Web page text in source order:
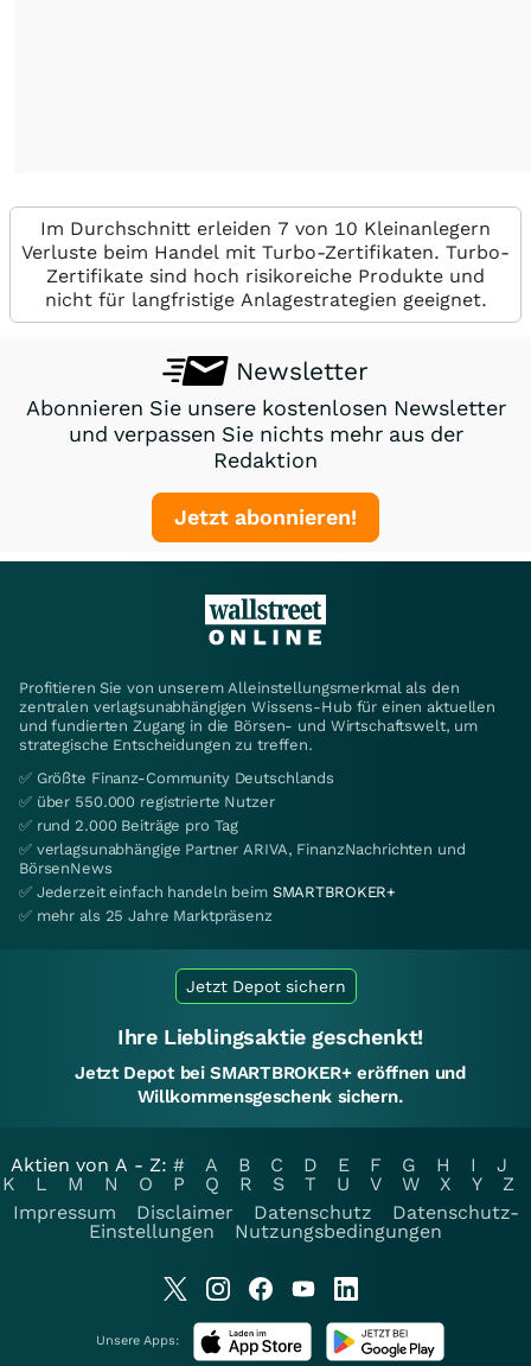
Im Durchschnitt erleiden 7 von 10 Kleinanlegern
Verluste beim Handel mit Turbo-Zertifikaten. Turbo-
Zertifikate sind hoch risikoreiche Produkte und
nicht für langfristige Anlagestrategien geeignet.
Newsletter
Abonnieren Sie unsere kostenlosen Newsletter
und verpassen Sie nichts mehr aus der
Redaktion
Jetzt abonnieren!
Profitieren Sie von unserem Alleinstellungsmerkmal als den
zentralen verlagsunabhängigen Wissens-Hub für einen aktuellen
und fundierten Zugang in die Börsen- und Wirtschaftswelt, um
strategische Entscheidungen zu treffen.
✅ Größte Finanz-Community Deutschlands
✅ über 550.000 registrierte Nutzer
✅ rund 2.000 Beiträge pro Tag
✅ verlagsunabhängige Partner ARIVA, FinanzNachrichten und
BörsenNews
✅ Jederzeit einfach handeln beim SMARTBROKER+
✅ mehr als 25 Jahre Marktpräsenz
Jetzt Depot sichern
Ihre Lieblingsaktie geschenkt!
Jetzt Depot bei SMARTBROKER+ eröffnen und
Willkommensgeschenk sichern.
Aktien von A - Z: # A B C D E F G H I
J
K
L M N O P Q R S T U V W X Y
Z
Impressum
Disclaimer Datenschutz
Datenschutz-
Einstellungen
Nutzungsbedingungen
Unsere Apps: